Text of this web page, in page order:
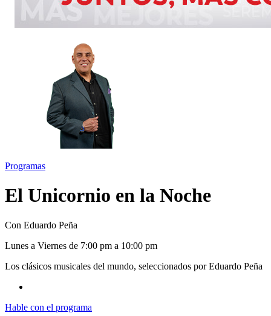
Programas
El Unicornio en la Noche
Con Eduardo Peña
Lunes a Viernes de 7:00 pm a 10:00 pm
Los clásicos musicales del mundo, seleccionados por Eduardo Peña
Hable con el programa